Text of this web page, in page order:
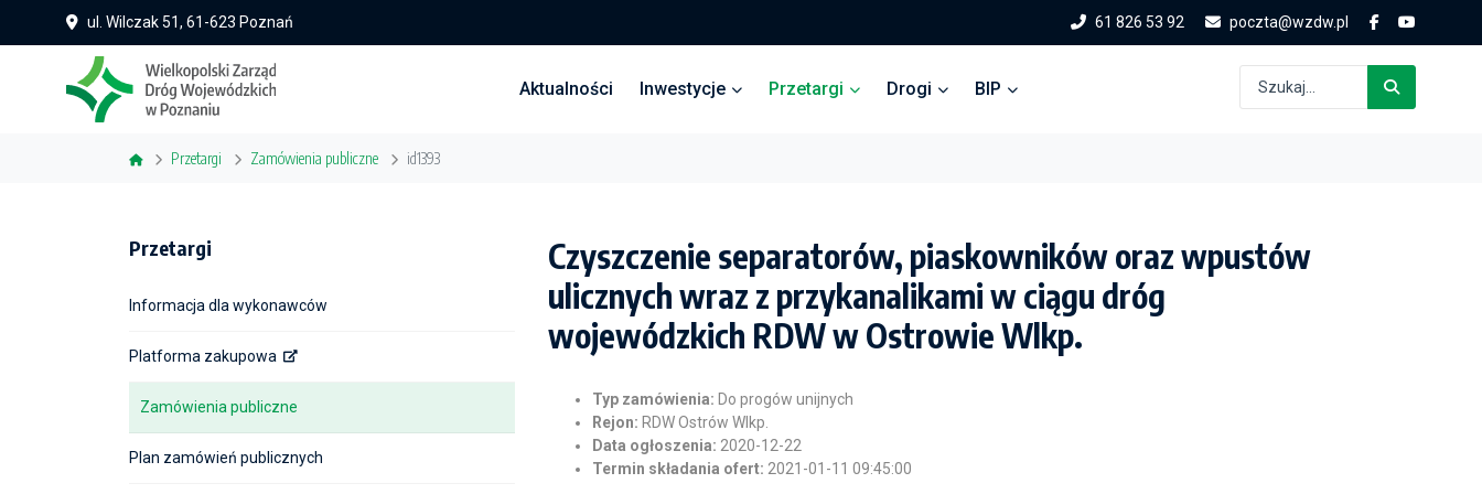
ul. Wilczak 51, 61-623 Poznań 61 826 53 92 poczta@wzdw.pl
Aktualności Inwestycje Przetargi Drogi BIP
Przetargi Zamówienia publiczne id1393
Przetargi
Informacja dla wykonawców
Platforma zakupowa
Zamówienia publiczne
Plan zamówień publicznych
Czyszczenie separatorów, piaskowników oraz wpustów
ulicznych wraz z przykanalikami w ciągu dróg
wojewódzkich RDW w Ostrowie Wlkp.
Typ zamówienia: Do progów unijnych
Rejon: RDW Ostrów Wlkp.
Data ogłoszenia: 2020-12-22
Termin składania ofert: 2021-01-11 09:45:00